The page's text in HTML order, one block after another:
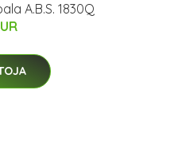
A.B.S. 1830Q